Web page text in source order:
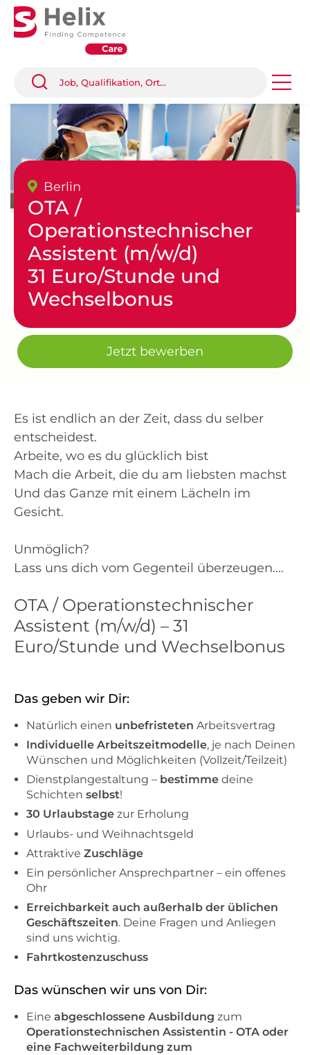
Berlin
OTA /
Operationstechnischer
Assistent (m/w/d)
31 Euro/Stunde und
Wechselbonus
Jetzt bewerben
Es ist endlich an der Zeit, dass du selber
entscheidest.
Arbeite, wo es du glücklich bist
Mach die Arbeit, die du am liebsten machst
Und das Ganze mit einem Lächeln im
Gesicht.
Unmöglich?
Lass uns dich vom Gegenteil überzeugen....
OTA / Operationstechnischer
Assistent (m/w/d) – 31
Euro/Stunde und Wechselbonus
Das geben wir Dir:
Natürlich einen unbefristeten Arbeitsvertrag
Individuelle Arbeitszeitmodelle, je nach Deinen
Wünschen und Möglichkeiten (Vollzeit/Teilzeit)
Dienstplangestaltung – bestimme deine
Schichten selbst!
30 Urlaubstage zur Erholung
Urlaubs- und Weihnachtsgeld
Attraktive Zuschläge
Ein persönlicher Ansprechpartner – ein offenes
Ohr
Erreichbarkeit auch außerhalb der üblichen
Geschäftszeiten. Deine Fragen und Anliegen
sind uns wichtig.
Fahrtkostenzuschuss
Das wünschen wir uns von Dir:
Eine abgeschlossene Ausbildung zum
Operationstechnischen Assistentin - OTA oder
eine Fachweiterbildung zum